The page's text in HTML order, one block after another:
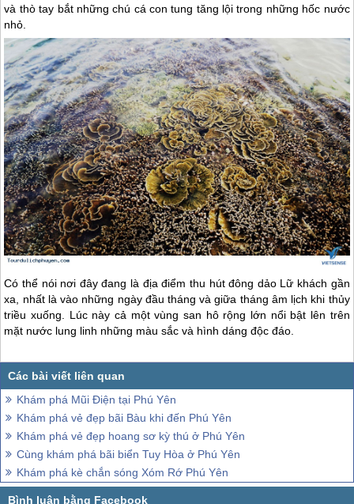
và thò tay bắt những chú cá con tung tăng lội trong những hốc nước
nhỏ.
Có thể nói nơi đây đang là địa điểm thu hút đông dảo Lữ khách gần
xa, nhất là vào những ngày đầu tháng và giữa tháng âm lịch khi thủy
triều xuống. Lúc này cả một vùng san hô rộng lớn nổi bật lên trên
mặt nước lung linh những màu sắc và hình dáng độc đáo.
Khám phá Mũi Điện tại Phú Yên
Khám phá vẻ đẹp bãi Bàu khi đến Phú Yên
Khám phá vẻ đẹp hoang sơ kỳ thú ở Phú Yên
Cùng khám phá bãi biển Tuy Hòa ở Phú Yên
Khám phá kè chắn sóng Xóm Rớ Phú Yên